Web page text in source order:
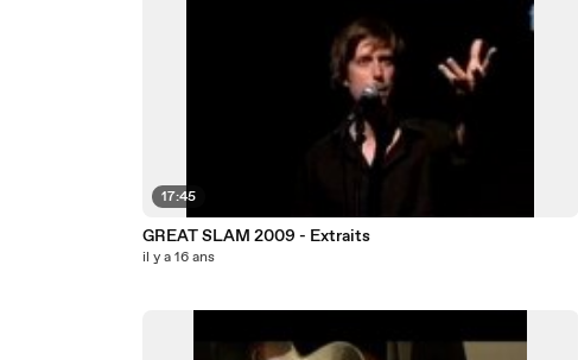
17:45
GREAT SLAM 2009 - Extraits
il y a 16 ans